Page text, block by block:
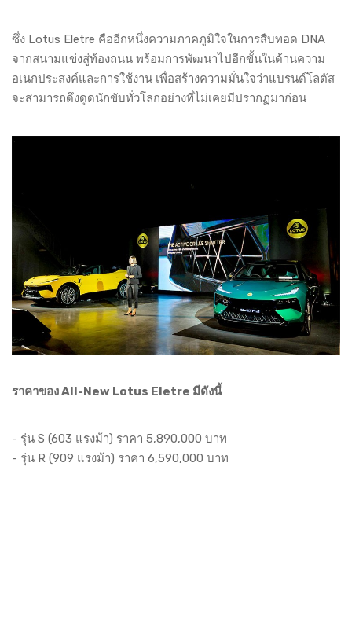
ซึ่ง Lotus Eletre คืออีกหนึ่งความภาคภูมิใจในการสืบทอด DNA
จากสนามแข่งสู่ท้องถนน พร้อมการพัฒนาไปอีกขั้นในด้านความ
อเนกประสงค์และการใช้งาน เพื่อสร้างความมั่นใจว่าแบรนด์โลตัส
จะสามารถดึงดูดนักขับทั่วโลกอย่างที่ไม่เคยมีปรากฏมาก่อน
ราคาของ All-New Lotus Eletre มีดังนี้
- รุ่น S (603 แรงม้า) ราคา 5,890,000 บาท
- รุ่น R (909 แรงม้า) ราคา 6,590,000 บาท